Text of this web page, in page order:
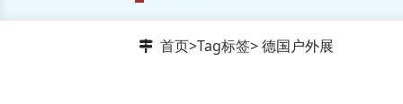
首页>Tag标签> 德国户外展